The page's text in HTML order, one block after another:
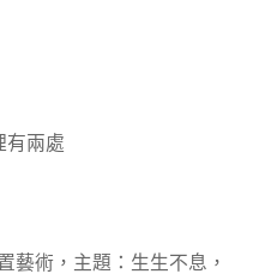
有兩處
藝術，主題：生生不息，